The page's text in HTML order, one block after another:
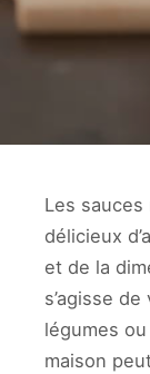
Les
délicieux
et de la
s’agisse
légumes
maison